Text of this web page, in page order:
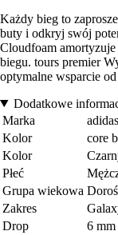
Każdy bieg to
buty i odkryj swój
Cloudfoam
biegu. tours premier
optymalne wsparcie
Dodatkowe
Marka
adidas
Kolor
core
Kolor
Płeć
Grupa wiekowa
Zakres
Drop
6 mm